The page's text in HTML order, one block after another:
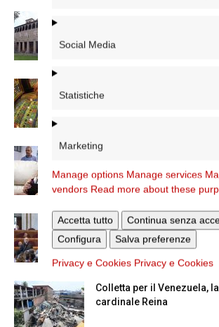
Social Media
Statistiche
Marketing
Manage options Manage services
vendors Read more about these
Accetta tutto
Continua senza
Configura
Salva preferenze
Privacy e Cookies Privacy e Cookies
Azzardo: a Termini il
Caritas
A San Saba la Messa per la
Dichiarazione di Roma,
cardinale Reina in
Colletta per il Venezuela,
cardinale Reina